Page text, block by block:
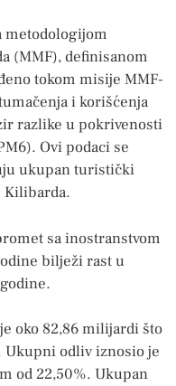
metodologijom
(MMF), definisanom
tokom misije MMF-
i korišćenja
razlike u pokrivenosti
Ovi podaci se
ukupan turistički
Kilibarda.
sa inostranstvom
bilježi rast u
oko 82,86 milijardi što
Ukupni odliv iznosio je
od 22,50%. Ukupan